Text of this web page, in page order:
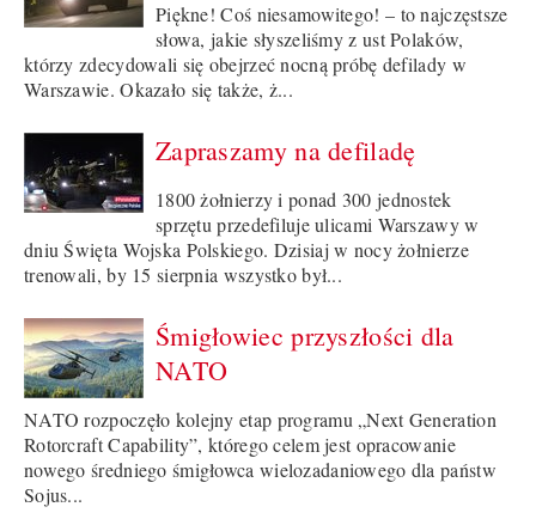
Piękne! Coś niesamowitego! – to najczęstsze
słowa, jakie słyszeliśmy z ust Polaków,
którzy zdecydowali się obejrzeć nocną próbę defilady w
Warszawie. Okazało się także, ż...
Zapraszamy na defiladę
1800 żołnierzy i ponad 300 jednostek
sprzętu przedefiluje ulicami Warszawy w
dniu Święta Wojska Polskiego. Dzisiaj w nocy żołnierze
trenowali, by 15 sierpnia wszystko był...
Śmigłowiec przyszłości dla
NATO
NATO rozpoczęło kolejny etap programu „Next Generation
Rotorcraft Capability”, którego celem jest opracowanie
nowego średniego śmigłowca wielozadaniowego dla państw
Sojus...